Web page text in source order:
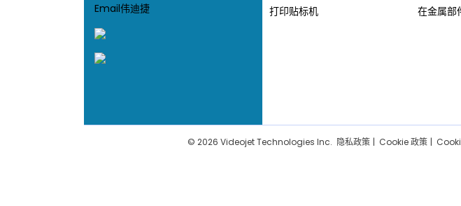
Email伟迪捷
打印贴标机
在金属部
© 2026 Videojet Technologies Inc. 隐私政策 Cookie 政策